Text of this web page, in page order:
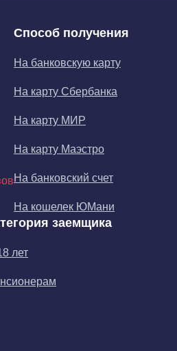
Способ получения
На банковскую карту
На карту Сбербанка
На карту МИР
На карту Маэстро
На банковский счет
На кошелек ЮМани
заемщика
лет